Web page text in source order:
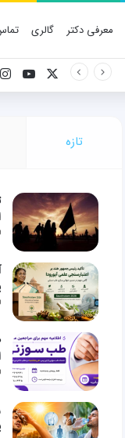
معرفی دکتر گالری
تازه